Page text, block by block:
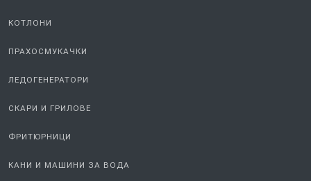
КОТЛОНИ
ПРАХОСМУКАЧКИ
ЛЕДОГЕНЕРАТОРИ
СКАРИ И ГРИЛОВЕ
ФРИТЮРНИЦИ
КАНИ И МАШИНИ ЗА ВОДА